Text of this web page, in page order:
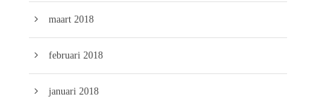
maart 2018
februari 2018
januari 2018